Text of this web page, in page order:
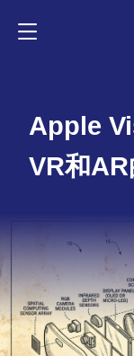
Apple
VR和AR